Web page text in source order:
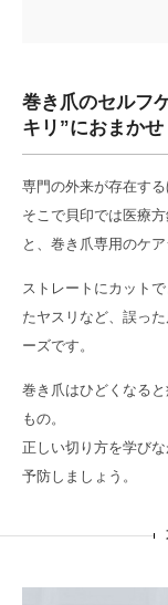
巻き爪のセルフ
キリ”におまかせ
専門の外来が存在す
そこで貝印では医療
と、巻き爪専用のケ
ストレートにカット
たヤスリなど、誤っ
ーズです。
巻き爪はひどくなる
もの。
正しい切り方を学び
予防しましょう。